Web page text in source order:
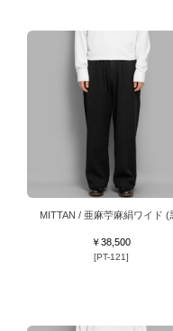
MITTAN / 亜麻苧麻絹ワイド (
￥38,500
[PT-121]